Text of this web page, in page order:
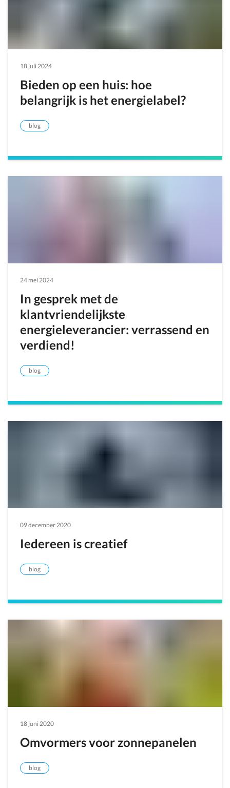
18 juli 2024
Bieden op een huis: hoe
belangrijk is het energielabel?
blog
24 mei 2024
In gesprek met de
klantvriendelijkste
energieleverancier: verrassend en
verdiend!
blog
09 december 2020
Iedereen is creatief
blog
18 juni 2020
Omvormers voor zonnepanelen
blog